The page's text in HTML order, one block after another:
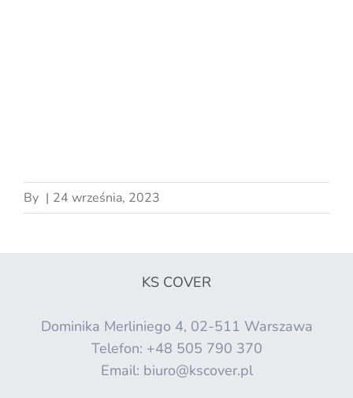
By | 24 września, 2023
KS COVER
Dominika Merliniego 4, 02-511 Warszawa
Telefon: +48 505 790 370
Email: biuro@kscover.pl